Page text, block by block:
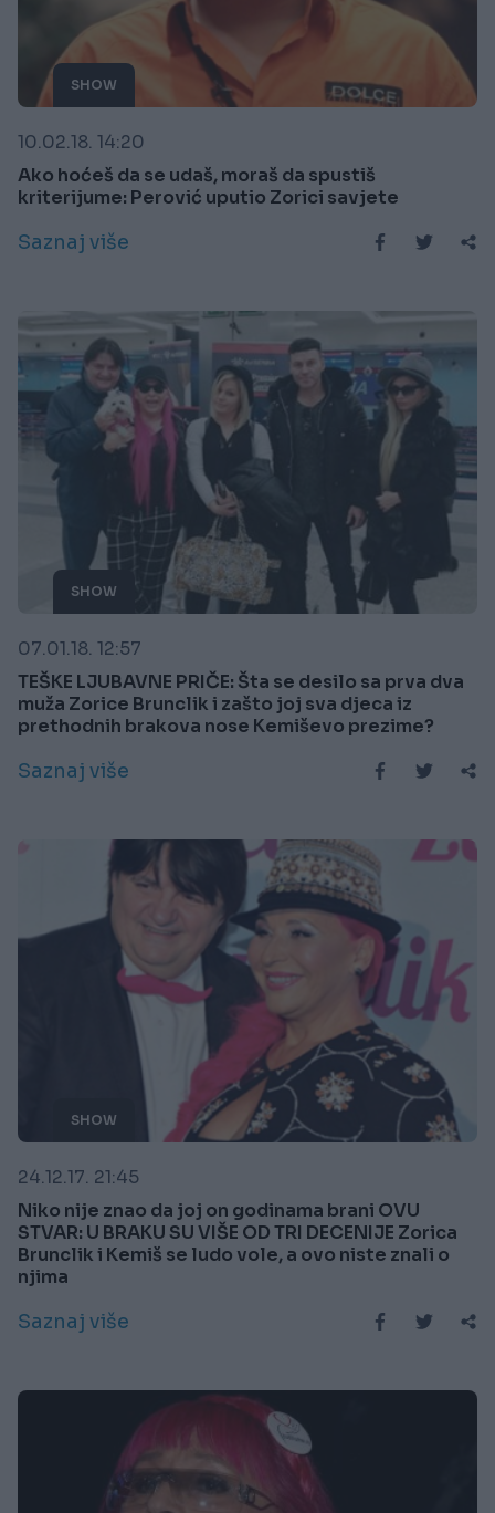
SHOW
10.02.18. 14:20
Ako hoćeš da se udaš, moraš da spustiš
kriterijume: Perović uputio Zorici savjete
Saznaj više
SHOW
07.01.18. 12:57
TEŠKE LJUBAVNE PRIČE: Šta se desilo sa prva dva
muža Zorice Brunclik i zašto joj sva djeca iz
prethodnih brakova nose Kemiševo prezime?
Saznaj više
SHOW
24.12.17. 21:45
Niko nije znao da joj on godinama brani OVU
STVAR: U BRAKU SU VIŠE OD TRI DECENIJE Zorica
Brunclik i Kemiš se ludo vole, a ovo niste znali o
njima
Saznaj više